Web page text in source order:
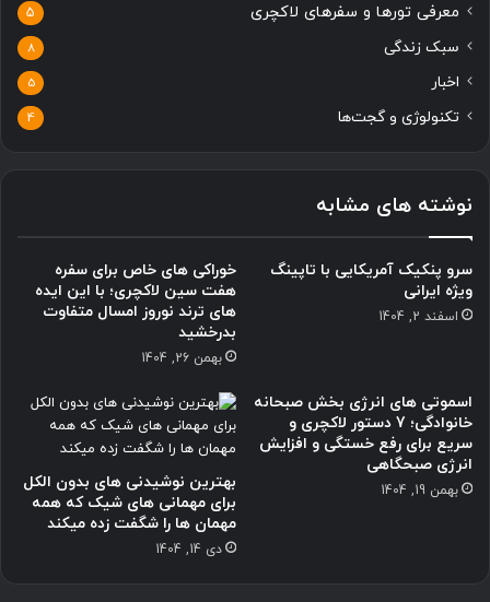
معرفی تورها و سفرهای لاکچری 5
سبک زندگی 8
اخبار 5
تکنولوژی و گجت‌ها 4
نوشته های مشابه
سرو پنکیک آمریکایی با تاپینگ
ویژه ایرانی
اسفند 2, 1404
خوراکی های خاص برای سفره
هفت سین لاکچری؛ با این ایده
های ترند نوروز امسال متفاوت
بدرخشید
بهمن 26, 1404
اسموتی های انرژی بخش صبحانه
خانوادگی؛ 7 دستور لاکچری و
سریع برای رفع خستگی و افزایش
انرژی صبحگاهی
بهمن 19, 1404
بهترین نوشیدنی های بدون الکل
برای مهمانی های شیک که همه
مهمان ها را شگفت زده میکند
دی 14, 1404